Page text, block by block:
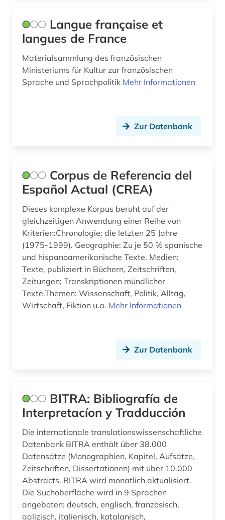
sprachliche minderheit (1)
sprachschwierigkeit (1)
sprachunterricht (1)
südschweden (1)
text (1)
textcorpus (1)
texte (1)
textkorpus (2)
translationswissenschaft (1)
ukrainisch (1)
volksliteratur (1)
volksmusik (1)
weißrussisch (1)
westschweden (1)
wirtschaftsgeschichte (1)
wirtschaftswissenschaften (1)
Langue française et
langues de France
Materialsammlung des französischen
Ministeriums für Kultur zur französischen
Sprache und Sprachpolitik Mehr Informationen
Zur Datenbank
Corpus de Referencia del
Español Actual (CREA)
Dieses komplexe Korpus beruht auf der
gleichzeitigen Anwendung einer Reihe von
Kriterien:Chronologie: die letzten 25 Jahre
(1975-1999). Geographie: Zu je 50 % spanische
und hispanoamerikanische Texte. Medien:
Texte, publiziert in Büchern, Zeitschriften,
Zeitungen; Transkriptionen mündlicher
Texte.Themen: Wissenschaft, Politik, Alltag,
Wirtschaft, Fiktion u.a. Mehr Informationen
Zur Datenbank
BITRA: Bibliografía de
Interpretacíon y Tradducción
Die internationale translationswissenschaftliche
Datenbank BITRA enthält über 38.000
Datensätze (Monographien, Kapitel, Aufsätze,
Zeitschriften, Dissertationen) mit über 10.000
Abstracts. BITRA wird monatlich aktualisiert.
Die Suchoberfläche wird in 9 Sprachen
angeboten: deutsch, englisch, französisch,
galizisch, italienisch, katalanisch,